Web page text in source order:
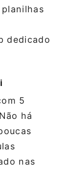
planilhas
dedicado
5
há
nas